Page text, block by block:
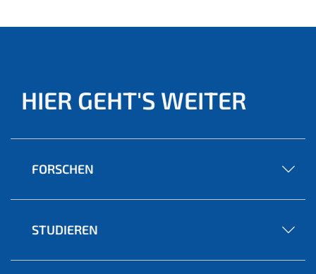
HIER GEHT'S WEITER
FORSCHEN
STUDIEREN